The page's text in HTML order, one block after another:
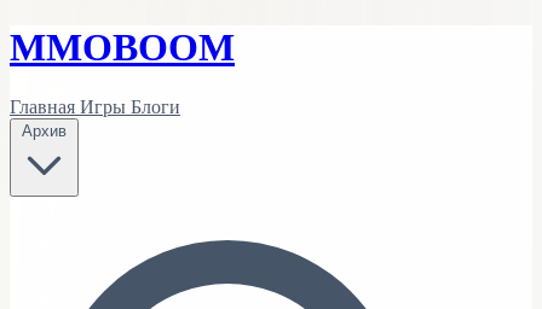
MMOBOOM
Главная Игры Блоги
Архив